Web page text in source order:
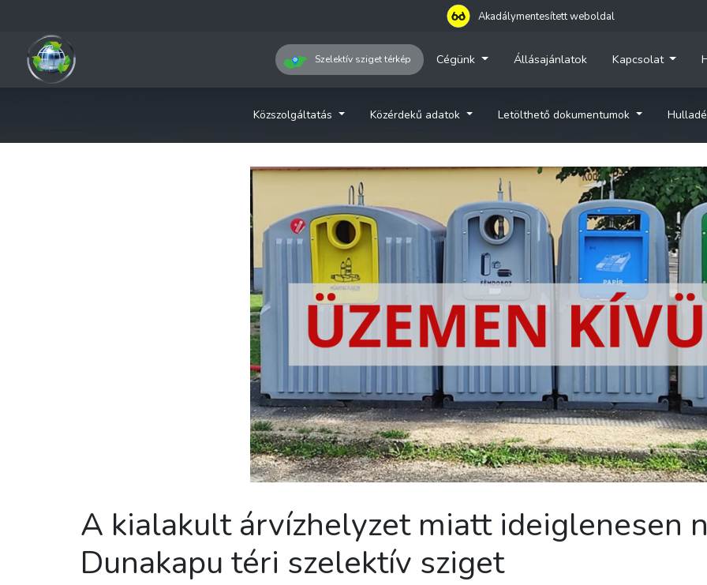
Akadálymentesített weboldal
Szelektív sziget térkép Cégünk Állásajánlatok Kapcsolat
Közszolgáltatás Közérdekű adatok Letölthető dokumentumok
A kialakult árvízhelyzet miatt ideiglenesen
Dunakapu téri szelektív sziget